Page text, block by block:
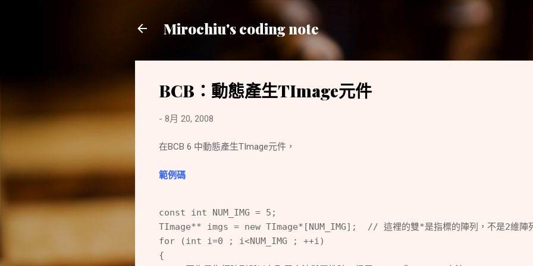
Mirochiu's coding note
BCB：動態產生TImage元件
- 8月 20, 2008
在BCB 6 中動態產生TImage元件，
範例碼
const int NUM_IMG = 5;
TImage** imgs = new TImage*[NUM_IMG];  // 這裡的雙*是指標的陣列，不是2維陣
for (int i=0 ; i<NUM_IMG ; ++i)
{